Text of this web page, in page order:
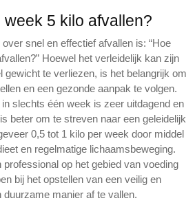
5 kilo afvallen?
snel en effectief afvallen is: “Hoe
Hoewel het verleidelijk kan zijn
gewicht te verliezen, is het belangrijk om
en een gezonde aanpak te volgen.
slechts één week is zeer uitdagend en
beter om te streven naar een geleidelijk
0,5 tot 1 kilo per week door middel
en regelmatige lichaamsbeweging.
professional op het gebied van voeding
bij het opstellen van een veilig en
manier af te vallen.